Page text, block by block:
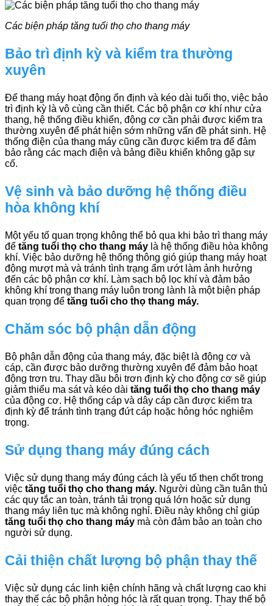
Các biện pháp tăng tuổi thọ cho thang máy
Bảo trì định kỳ và kiểm tra thường
xuyên
Để thang máy hoạt động ổn định và kéo dài tuổi thọ, việc bảo
trì định kỳ là vô cùng cần thiết. Các bộ phận cơ khí như cửa
thang, hệ thống điều khiển, động cơ cần phải được kiểm tra
thường xuyên để phát hiện sớm những vấn đề phát sinh. Hệ
thống điện của thang máy cũng cần được kiểm tra để đảm
bảo rằng các mạch điện và bảng điều khiển không gặp sự
cố.
Vệ sinh và bảo dưỡng hệ thống điều
hòa không khí
Một yếu tố quan trọng không thể bỏ qua khi bảo trì thang máy
để tăng tuổi thọ cho thang máy là hệ thống điều hòa không
khí. Việc bảo dưỡng hệ thống thông gió giúp thang máy hoạt
động mượt mà và tránh tình trạng ẩm ướt làm ảnh hưởng
đến các bộ phận cơ khí. Làm sạch bộ lọc khí và đảm bảo
không khí trong thang máy luôn trong lành là một biện pháp
quan trọng để tăng tuổi cho thọ thang máy.
Chăm sóc bộ phận dẫn động
Bộ phận dẫn động của thang máy, đặc biệt là động cơ và
cáp, cần được bảo dưỡng thường xuyên để đảm bảo hoạt
động trơn tru. Thay dầu bôi trơn định kỳ cho động cơ sẽ giúp
giảm thiểu ma sát và kéo dài tăng tuổi thọ cho thang máy
của động cơ. Hệ thống cáp và dây cáp cần được kiểm tra
định kỳ để tránh tình trạng đứt cáp hoặc hỏng hóc nghiêm
trọng.
Sử dụng thang máy đúng cách
Việc sử dụng thang máy đúng cách là yếu tố then chốt trong
việc tăng tuổi thọ cho thang máy. Người dùng cần tuân thủ
các quy tắc an toàn, tránh tải trọng quá lớn hoặc sử dụng
thang máy liên tục mà không nghỉ. Điều này không chỉ giúp
tăng tuổi thọ cho thang máy mà còn đảm bảo an toàn cho
người sử dụng.
Cải thiện chất lượng bộ phận thay thế
Việc sử dụng các linh kiện chính hãng và chất lượng cao khi
thay thế các bộ phận hỏng hóc là rất quan trọng. Thay thế bộ